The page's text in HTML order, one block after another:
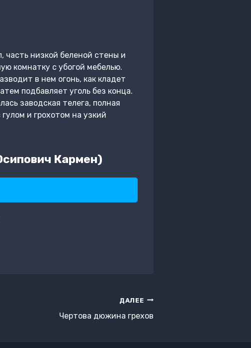
низкой беленой стены и
комнатку с убогой мебелью.
в нем огонь, как кладет
подбавляет уголь без конца.
заводская телега, полная
и грохотом на узкий
Кармен)
ДАЛЕЕ
Чертова дюжина грехов